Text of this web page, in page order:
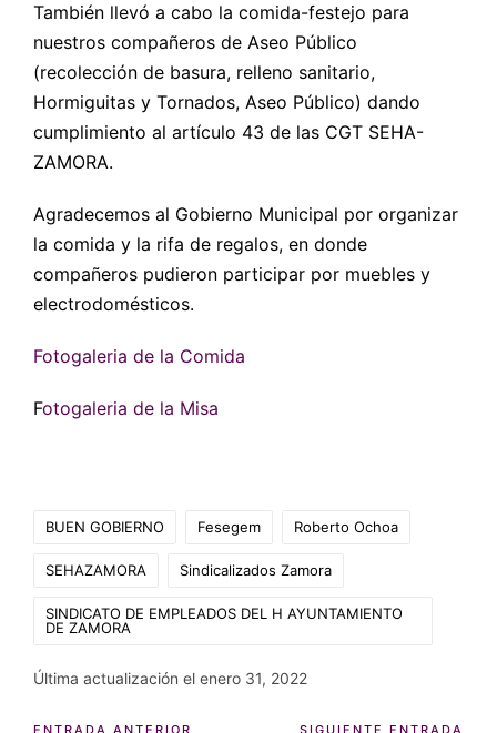
También llevó a cabo la comida-festejo para
nuestros compañeros de Aseo Público
(recolección de basura, relleno sanitario,
Hormiguitas y Tornados, Aseo Público) dando
cumplimiento al artículo 43 de las CGT SEHA-
ZAMORA.
Agradecemos al Gobierno Municipal por organizar
la comida y la rifa de regalos, en donde
compañeros pudieron participar por muebles y
electrodomésticos.
Fotogaleria de la Comida
Fotogaleria de la Misa
BUEN GOBIERNO Fesegem Roberto Ochoa
SEHAZAMORA Sindicalizados Zamora
SINDICATO DE EMPLEADOS DEL H AYUNTAMIENTO
DE ZAMORA
Última actualización el enero 31, 2022
ENTRADA ANTERIOR SIGUIENTE ENTRADA